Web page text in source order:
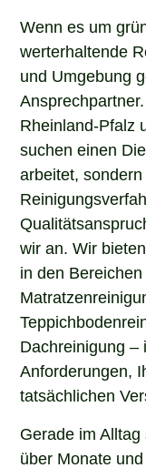
Wenn es um
werterhaltende
und Umgebung
Rheinland-Pfalz
suchen einen
arbeitet,
wir an. Wir
in den Bereichen
Dachreinigung –
Anforderungen,
tatsächlichen
Gerade im
über Monate